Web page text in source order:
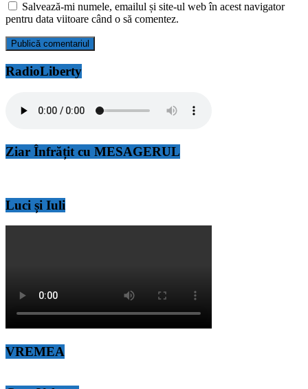
Salvează-mi numele, emailul și site-ul web în acest navigator
pentru data viitoare când o să comentez.
RadioLiberty
Ziar Înfrățit cu MESAGERUL
Luci și Iuli
VREMEA